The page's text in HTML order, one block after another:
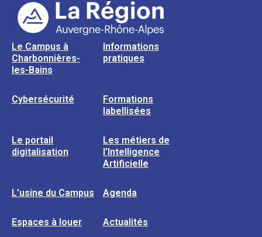
Le Campus à
Charbonnières-
les-Bains
Informations
pratiques
Cybersécurité
Formations
labellisées
Le portail
digitalisation
Les métiers de
l’Intelligence
Artificielle
L’usine du Campus Agenda
Espaces à louer Actualités